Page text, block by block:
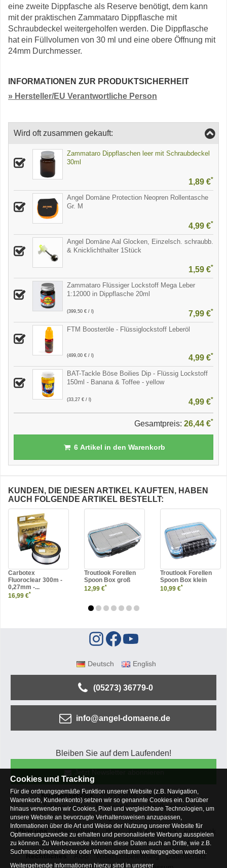
eine zweite Dippfasche als Reserve benötigt, dem kann
mit der praktischen Zammataro Dippflasche mit
Schraubdeckel weitergeholfen werden. Die Dippflasche
hat ein Füllvolumen von 30 ml und eine obere Öffnung mit
24mm Durchmesser.
INFORMATIONEN ZUR PRODUKTSICHERHEIT
» Hersteller/EU Verantwortliche Person
Wird oft zusammen gekauft:
Zammataro Dippflaschen leer mit Schraubdeckel
30ml
1,89 €*
Angel Domäne Protection Neopren Rollentasche
Gr. M
4,99 €*
Angel Domäne Aal Glocken, Einzelsch. schraubb.
& Knicklichthalter 1Stück
1,59 €*
Zammataro Flüssiger Lockstoff Mega Leber
1:12000 in Dippflasche 20ml
(399,50 € / l) 7,99 €*
FTM Boosteröle - Flüssiglockstoff Leberöl
(499,00 € / l) 4,99 €*
BAT-Tackle Böse Boilies Dip - Flüssig Lockstoff
150ml - Banana & Toffee - yellow
(33,27 € / l) 4,99 €*
Gesamtpreis: 26,44 €*
6Artikel in den Warenkorb
KUNDEN, DIE DIESEN ARTIKEL KAUFTEN, HABEN
AUCH FOLGENDE ARTIKEL BESTELLT:
Carbotex
Fluoroclear 300m -
0,27mm -...
16,99 €*
Troutlook Forellen
Spoon Box groß
12,99 €*
Troutlook Forellen
Spoon Box klein
10,99 €*
Deutsch English
(05273) 36779-0
info@angel-domaene.de
Bleiben Sie auf dem Laufenden!
Kundenservice Mein Konto
Versandkosten
Zahlungsarten
Rücksendung
Kaufberatung
Häufige Fragen
Über uns
Unternehmen Blog Jobs & Praktika
Facebook
Osterfeldsee
Archiv Sitemap
Kontaktformular
Rechtliches
AGB Widerrufsbelehrung
Datenschutz
Cookies und Tracking
Für die ordnungsgemäße Funktion unserer Website (z.B. Navigation,
Warenkorb, Kundenkonto) setzen wir so genannte Cookies ein. Darüber
hinaus verwenden wir Cookies, Pixel und vergleichbare Technologien, um
unsere Website an bevorzugte Verhaltensweisen anzupassen,
Informationen über die Art und Weise der Nutzung unserer Website für
Optimierungszwecke zu erhalten und personalisierte Werbung ausspielen
zu können. Zu Werbezwecke können diese Daten auch an Dritte, wie z.B.
Suchmaschinenanbieter oder Werbeagenturen weitergegeben werden.
Weitergehende Informationen hierzu sind in unserer